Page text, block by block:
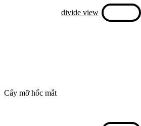
divide view
Cấy mỡ hốc mắt